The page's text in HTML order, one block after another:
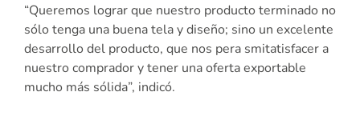
“Queremos lograr que nuestro producto terminado no
sólo tenga una buena tela y diseño; sino un excelente
desarrollo del producto, que nos pera smitatisfacer a
nuestro comprador y tener una oferta exportable
mucho más sólida”, indicó.